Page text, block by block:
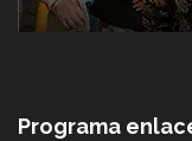
Programa